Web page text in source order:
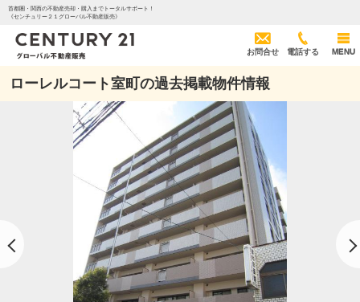
首都圏・関西の不動産売却・購入までトータルサポート！
《センチュリー２１グローバル不動産販売》
お問合せ 電話する MENU
ローレルコート室町の過去掲載物件情報